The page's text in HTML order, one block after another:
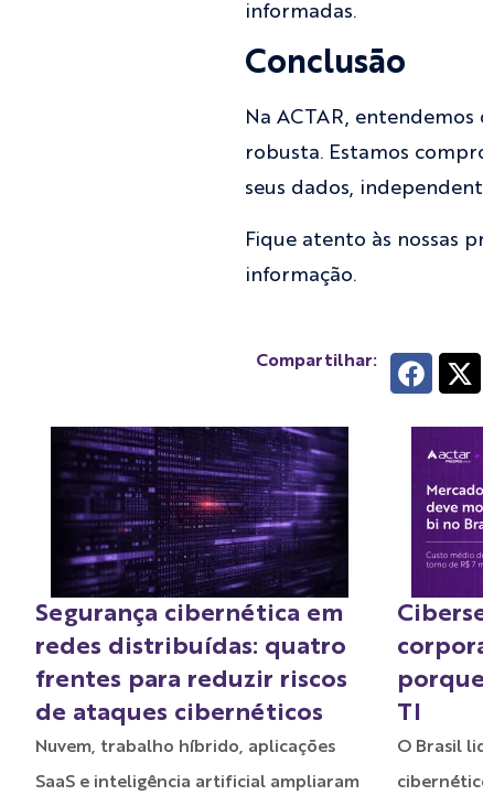
informadas.
Conclusão
Na ACTAR,
robusta. Estamos
seus dados,
Fique atento às nossas
informação.
Compartilhar:
Segurança cibernética em
redes distribuídas: quatro
frentes para reduzir riscos
de ataques cibernéticos
Nuvem, trabalho híbrido, aplicações
SaaS e inteligência artificial ampliaram
TI
O Brasil